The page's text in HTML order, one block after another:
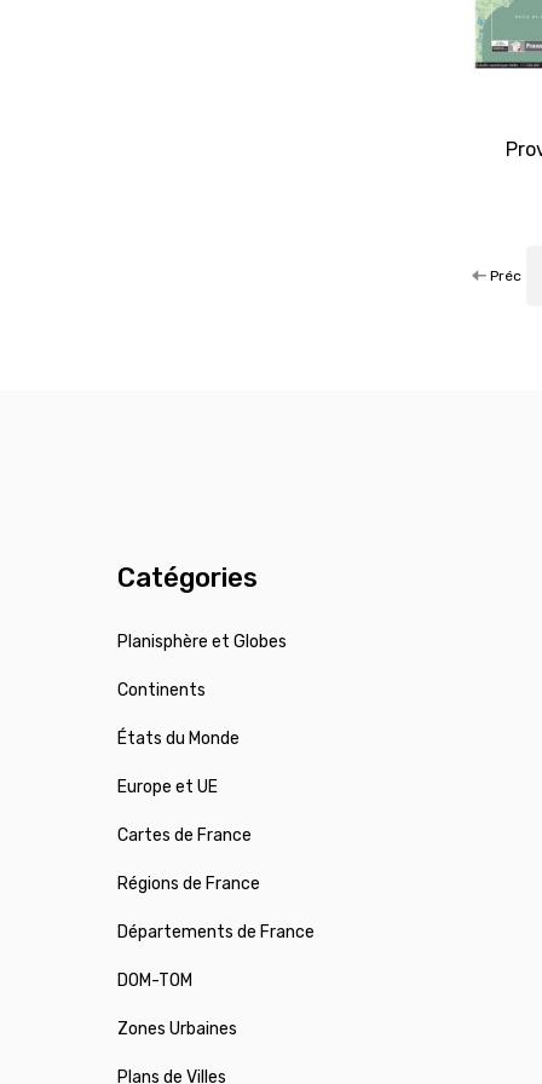
Préc
Catégories
Planisphère et Globes
Continents
États du Monde
Europe et UE
Cartes de France
Régions de France
Départements de France
DOM-TOM
Zones Urbaines
Plans de Villes